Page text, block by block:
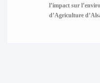
l’impact sur
d’Agriculture